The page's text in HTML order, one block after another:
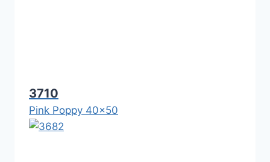
3710
Pink Poppy 40x50